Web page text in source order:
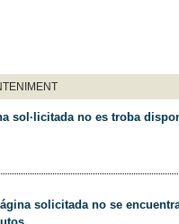
sol·licitada no es troba
solicitada no se